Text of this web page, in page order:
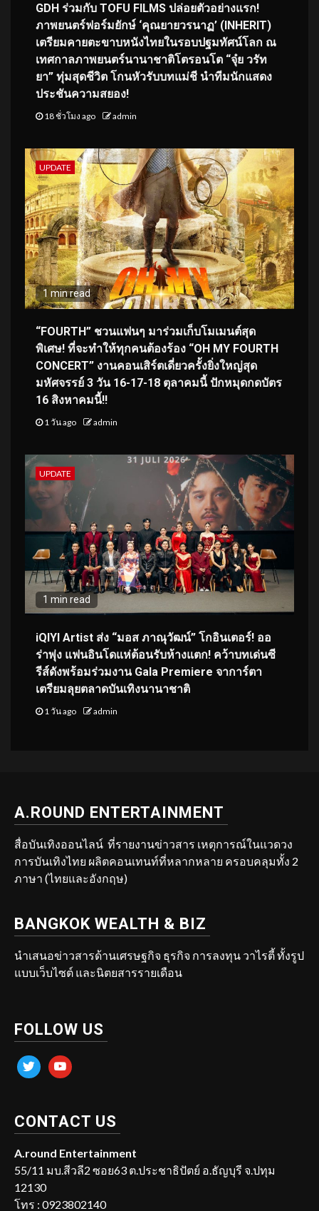
GDH ร่วมกับ TOFU FILMS ปล่อยตัวอย่างแรก!
ภาพยนตร์ฟอร์มยักษ์ ‘คุณยายวรนาฏ’ (INHERIT)
เตรียมคายตะขาบหนังไทยในรอบปฐมทัศน์โลก ณ
เทศกาลภาพยนตร์นานาชาติโตรอนโต “จุ๋ย วรัท
ยา” ทุ่มสุดชีวิต โกนหัวรับบทแม่ชี นำทีมนักแสดง
ประชันความสยอง!
18 ชั่วโมง ago admin
UPDATE
1 min read
“FOURTH” ชวนแฟนๆ มาร่วมเก็บโมเมนต์สุด
พิเศษ! ที่จะทำให้ทุกคนต้องร้อง “OH MY FOURTH
CONCERT” งานคอนเสิร์ตเดี่ยวครั้งยิ่งใหญ่สุด
มหัศจรรย์ 3 วัน 16-17-18 ตุลาคมนี้ ปักหมุดกดบัตร
16 สิงหาคมนี้!!
1 วัน ago admin
UPDATE
1 min read
iQIYI Artist ส่ง “มอส ภาณุวัฒน์” โกอินเตอร์! ออ
ร่าพุ่ง แฟนอินโดแห่ต้อนรับห้างแตก! คว้าบทเด่นซี
รีส์ดังพร้อมร่วมงาน Gala Premiere จาการ์ตา
เตรียมลุยตลาดบันเทิงนานาชาติ
1 วัน ago admin
A.ROUND ENTERTAINMENT
สื่อบันเทิงออนไลน์ ที่รายงานข่าวสาร เหตุการณ์ในแวดวง
การบันเทิงไทย ผลิตคอนเทนท์ที่หลากหลาย ครอบคลุมทั้ง 2
ภาษา (ไทยและอังกฤษ)
BANGKOK WEALTH & BIZ
นำเสนอข่าวสารด้านเศรษฐกิจ ธุรกิจ การลงทุน วาไรตี้ ทั้งรูป
แบบเว็บไซต์ และนิตยสารรายเดือน
FOLLOW US
twitter youtube
CONTACT US
A.round Entertainment
55/11 มบ.สีวลี2 ซอย63 ต.ประชาธิปัตย์ อ.ธัญบุรี จ.ปทุม
12130
โทร : 0923802140